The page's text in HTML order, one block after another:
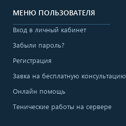
МЕНЮ ПОЛЬЗОВАТЕЛЯ
Вход в личный кабинет
Забыли пароль?
Регистрация
Завка на бесплатную консультацию
Онлайн помощь
Тенические работы на сервере